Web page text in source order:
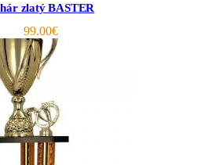
zlatý BASTER
99.00€